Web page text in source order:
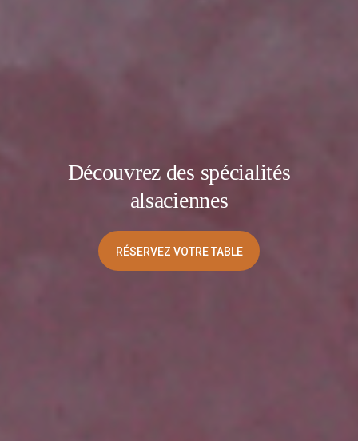
Découvrez des spécialités
alsaciennes
RÉSERVEZ VOTRE TABLE